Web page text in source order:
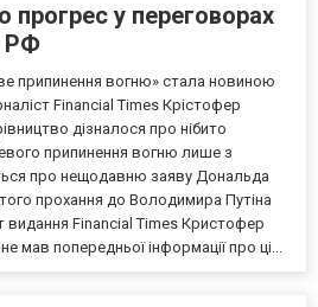
прогрес у переговорах
РФ
припинення вогню» стала новиною
Financial Times Крістофер
дізналося про нібито
припинення вогню лише з
про нещодавню заяву Дональда
прохання до Володимира Путіна
видання Financial Times Кристофер
мав попередньої інформації про ці...